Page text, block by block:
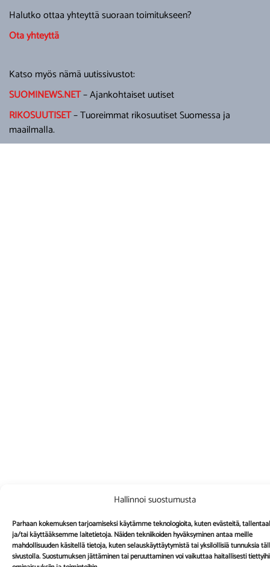
Hallinnoi suostumusta
Parhaan kokemuksen tarjoamiseksi käytämme teknologioita, kuten evästeitä,
ja/tai käyttääksemme laitetietoja. Näiden tekniikoiden hyväksyminen antaa meille
mahdollisuuden käsitellä tietoja, kuten selauskäyttäytymistä tai yksilöllisiä tunnuksia
sivustolla. Suostumuksen jättäminen tai peruuttaminen voi vaikuttaa haitallisesti
Halutko ottaa yhteyttä suoraan toimitukseen?
Ota yhteyttä
Katso myös nämä uutissivustot:
SUOMINEWS.NET– Ajankohtaiset uutiset
RIKOSUUTISET– Tuoreimmat rikosuutiset Suomessa ja
maailmalla.